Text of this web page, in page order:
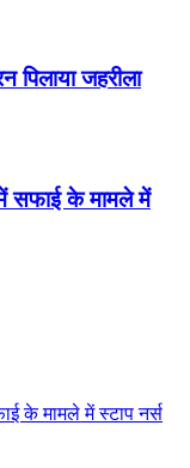
पिलाया जहरीला
सफाई के मामले में